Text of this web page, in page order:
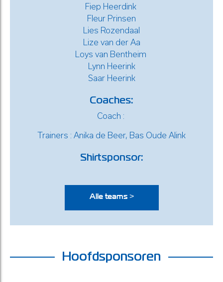
Fiep Heerdink
Fleur Prinsen
Lies Rozendaal
Lize van der Aa
Loys van Bentheim
Lynn Heerink
Saar Heerink
Coaches:
Coach :
Trainers : Anika de Beer, Bas Oude Alink
Shirtsponsor:
Alle teams >
Hoofdsponsoren